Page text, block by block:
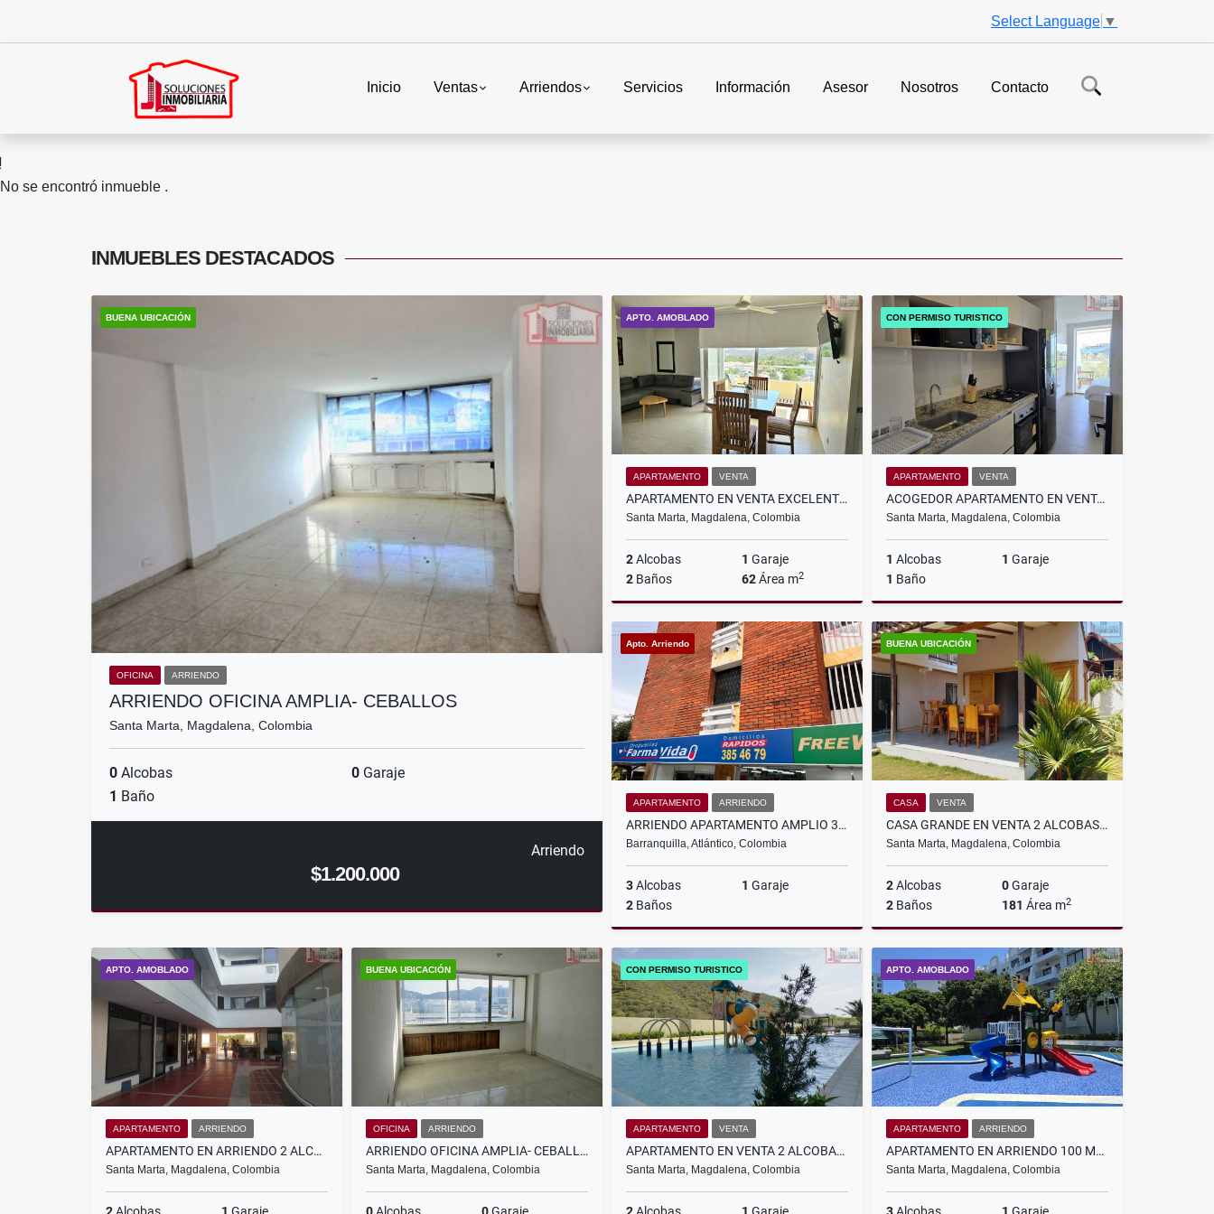
Select Language ▼
Inicio Ventas Arriendos Servicios Información Asesor Nosotros Contacto
No se encontró inmueble .
INMUEBLES DESTACADOS
BUENA UBICACIÓN
OFICINA ARRIENDO
ARRIENDO OFICINA AMPLIA- CEBALLOS
Santa Marta, Magdalena, Colombia
0 Alcobas 0 Garaje
1 Baño
Arriendo
$1.200.000
APTO. AMOBLADO
APARTAMENTO VENTA
APARTAMENTO EN VENTA EXCELENTE OPORTUNIDAD- PERMISO TURÍSTICO
Santa Marta, Magdalena, Colombia
2Alcobas 1 Garaje
2 Baños 62Área m2
Venta
$450.000.000
CON PERMISO TURISTICO
APARTAMENTO VENTA
ACOGEDOR APARTAMENTO EN VENTA 1 ALCOBA - ALUNA BEACH
Santa Marta, Magdalena, Colombia
1 Alcobas 1 Garaje
1 Baño
Venta
Apto. Arriendo
APARTAMENTO ARRIENDO
ARRIENDO APARTAMENTO AMPLIO 3 ALCOBAS BARRANQUILLA
Barranquilla, Atlántico, Colombia
3Alcobas 1 Garaje
2 Baños
Arriendo
$1.950.000
BUENA UBICACIÓN
CASA VENTA
CASA GRANDE EN VENTA 2 ALCOBAS - PALOMINO
Santa Marta, Magdalena, Colombia
2Alcobas 0Garaje
2 Baños 181 Área m2
Venta
$530.000.000
APTO. AMOBLADO
APARTAMENTO ARRIENDO
APARTAMENTO EN ARRIENDO 2 ALCOBAS AMOBLADO - RODADERO
Santa Marta, Magdalena, Colombia
BUENA UBICACIÓN
OFICINA ARRIENDO
ARRIENDO OFICINA AMPLIA- CEBALLOS
Santa Marta, Magdalena, Colombia
CON PERMISO TURISTICO
APARTAMENTO VENTA
APARTAMENTO EN VENTA 2 ALCOBAS DELVENTTO -POZOS COLORADOS
Santa Marta, Magdalena, Colombia
APTO. AMOBLADO
APARTAMENTO ARRIENDO
APARTAMENTO EN ARRIENDO 100 MTS 3 ALCOBAS BALCONES COSTA AZUL
Santa Marta, Magdalena, Colombia